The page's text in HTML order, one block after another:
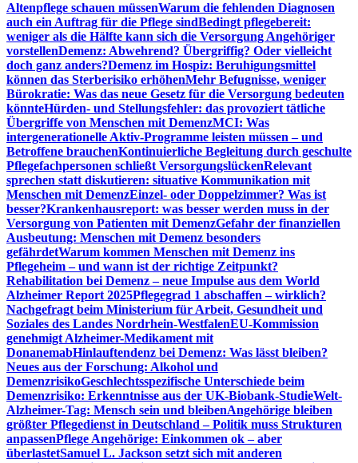
Altenpflege schauen müssenWarum die fehlenden Diagnosen
auch ein Auftrag für die Pflege sindBedingt pflegebereit:
weniger als die Hälfte kann sich die Versorgung Angehöriger
vorstellenDemenz: Abwehrend? Übergriffig? Oder vielleicht
doch ganz anders?Demenz im Hospiz: Beruhigungsmittel
können das Sterberisiko erhöhenMehr Befugnisse, weniger
Bürokratie: Was das neue Gesetz für die Versorgung bedeuten
könnteHürden- und Stellungsfehler: das provoziert tätliche
Übergriffe von Menschen mit DemenzMCI: Was
intergenerationelle Aktiv-Programme leisten müssen – und
Betroffene brauchenKontinuierliche Begleitung durch geschulte
Pflegefachpersonen schließt VersorgungslückenRelevant
sprechen statt diskutieren: situative Kommunikation mit
Menschen mit DemenzEinzel- oder Doppelzimmer? Was ist
besser?Krankenhausreport: was besser werden muss in der
Versorgung von Patienten mit DemenzGefahr der finanziellen
Ausbeutung: Menschen mit Demenz besonders
gefährdetWarum kommen Menschen mit Demenz ins
Pflegeheim – und wann ist der richtige Zeitpunkt?
Rehabilitation bei Demenz – neue Impulse aus dem World
Alzheimer Report 2025Pflegegrad 1 abschaffen – wirklich?
Nachgefragt beim Ministerium für Arbeit, Gesundheit und
Soziales des Landes Nordrhein-WestfalenEU-Kommission
genehmigt Alzheimer-Medikament mit
DonanemabHinlauftendenz bei Demenz: Was lässt bleiben?
Neues aus der Forschung: Alkohol und
DemenzrisikoGeschlechtsspezifische Unterschiede beim
Demenzrisiko: Erkenntnisse aus der UK-Biobank-StudieWelt-
Alzheimer-Tag: Mensch sein und bleibenAngehörige bleiben
größter Pflegedienst in Deutschland – Politik muss Strukturen
anpassenPflege Angehörige: Einkommen ok – aber
überlastetSamuel L. Jackson setzt sich mit anderen